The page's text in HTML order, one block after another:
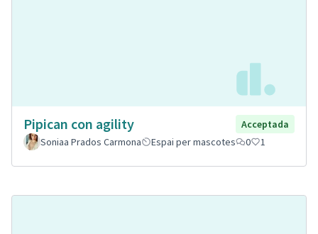
Pipican con agility
Acceptada
Soniaa Prados Carmona
Espai per mascotes 0 1